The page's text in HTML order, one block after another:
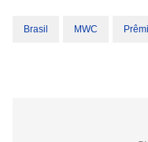
Brasil MWC